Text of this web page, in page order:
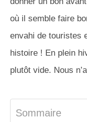
où il semble faire
envahi de touristes
histoire ! En plein
plutôt vide. Nous
Sommaire